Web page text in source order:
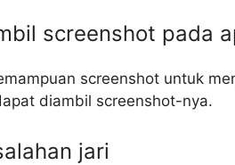
screenshot pada
screenshot untuk
diambil screenshot-nya.
jari